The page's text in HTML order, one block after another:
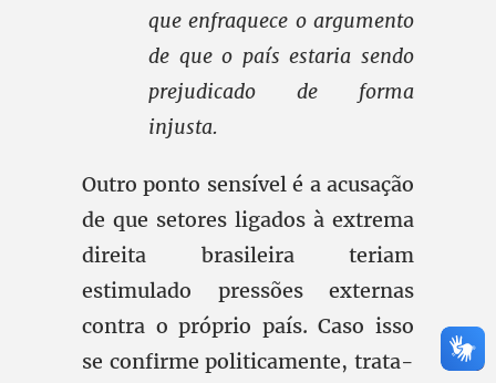
que enfraquece o argumento
de que o país estaria sendo
prejudicado de forma
injusta.
Outro ponto sensível é a acusação
de que setores ligados à extrema
direita brasileira teriam
estimulado pressões externas
contra o próprio país. Caso isso
se confirme politicamente, trata-